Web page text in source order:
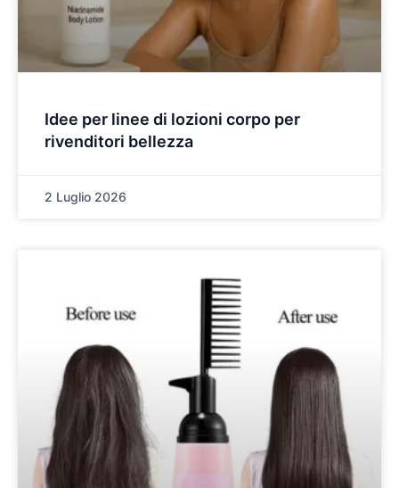
Idee per linee di lozioni corpo per
rivenditori bellezza
2 Luglio 2026